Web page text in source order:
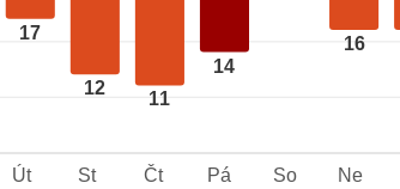
17
12
11
14
16
Út St Čt Pá So Ne